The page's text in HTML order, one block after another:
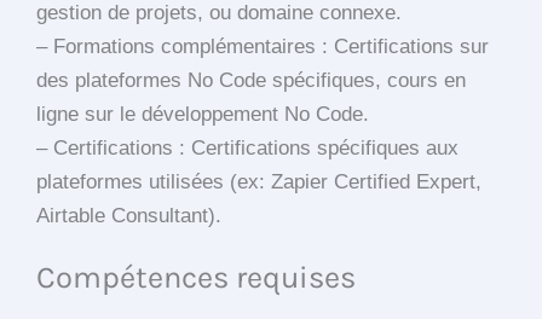
gestion de projets, ou domaine connexe.
– Formations complémentaires : Certifications sur
des plateformes No Code spécifiques, cours en
ligne sur le développement No Code.
– Certifications : Certifications spécifiques aux
plateformes utilisées (ex: Zapier Certified Expert,
Airtable Consultant).
Compétences requises